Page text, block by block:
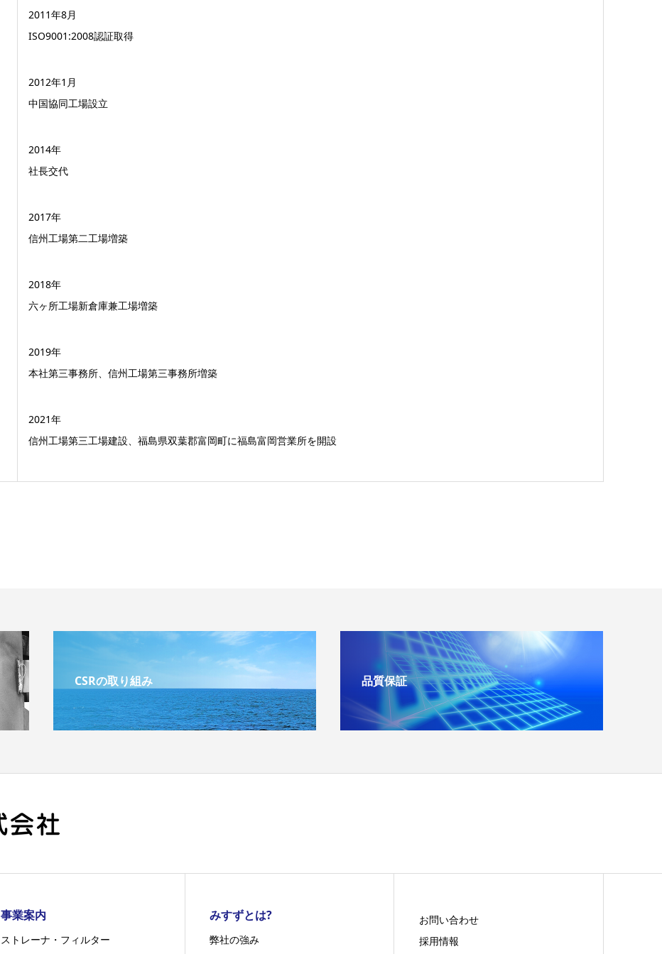
2011年8月
ISO9001:2008認証取得
2012年1月
中国協同工場設立
2014年
社長交代
2017年
信州工場第二工場増築
2018年
六ヶ所工場新倉庫兼工場増築
2019年
本社第三事務所、信州工場第三事務所増築
2021年
信州工場第三工場建設、福島県双葉郡富岡町に福島富岡営業所を開設
CSRの取り組み 品質保証
事業案内
ストレーナ・フィルター
みすずとは?
弊社の強み
お問い合わせ
採用情報